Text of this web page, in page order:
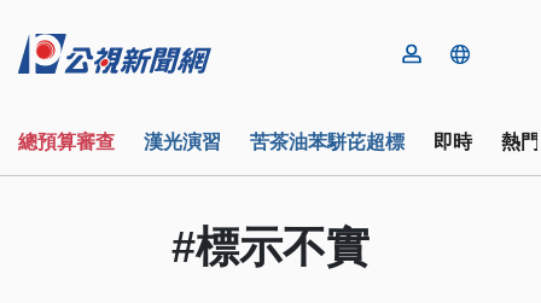
總預算審查 漢光演習 苦茶油苯駢芘超標 即時 熱
#標示不實